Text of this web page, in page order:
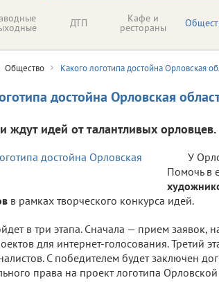
ДТП Кафе и
рестораны
Общество Какого логотипа достойна Орловская
достойна Орловская
ждут идей от талантливых орловцев.
У
Помочь в
в рамках творческого конкурса идей.
в три этапа. Сначала — прием заявок,
для интернет-голосования. Третий
С победителем будет заключен
права на проект логотипа